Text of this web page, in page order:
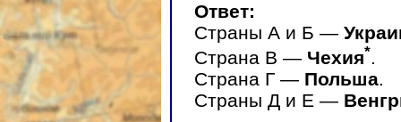
Ответ:
Страны А и Б —
Страна В — Чехия*.
Страна Г — Польша.
Страны Д и Е —